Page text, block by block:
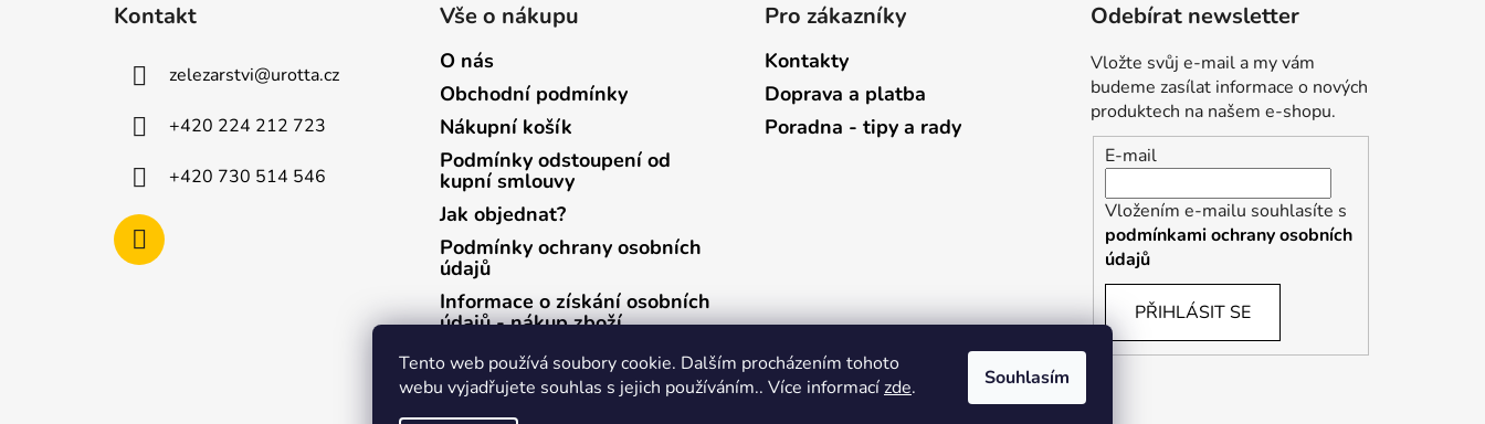
Tento web používá soubory cookie. Dalším procházením tohoto
webu vyjadřujete souhlas s jejich používáním.. Více informacízde. Souhlasím
Kontakt
zelezarstvi@urotta.cz
+420 224 212 723
+420 730 514 546
Vše o nákupu
O nás
Obchodní podmínky
Nákupní košík
Podmínky odstoupení od
kupní smlouvy
Jak objednat?
Podmínky ochrany osobních
údajů
Informace o získání osobních
údajů - nákup zboží
Informace o získání osobních
údajů - zasílání newsletterů
Pro zákazníky
Kontakty
Doprava a platba
Poradna - tipy a rady
Odebírat newsletter
Vložte svůj e-mail a my vám
budeme zasílat informace o nových
produktech na našem e-shopu.
E-mail
Vložením e-mailu souhlasíte s
podmínkami ochrany osobních
údajů
PŘIHLÁSIT SE